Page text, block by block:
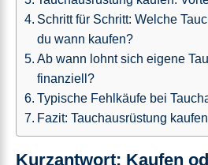
Schritt für Schritt: Welche
du wann kaufen?
Ab wann lohnt sich eigene
finanziell?
Typische Fehlkäufe bei
Fazit: Tauchausrüstung
Kurzantwort: Kaufen